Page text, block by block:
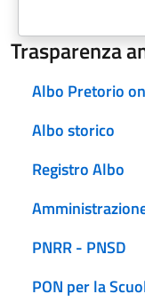
Trasparenza
Albo Pretorio
Albo storico
Registro Albo
PNRR - PNSD
PON per la